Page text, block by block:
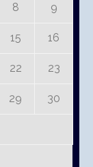
8 9
15 16
22 23
29 30